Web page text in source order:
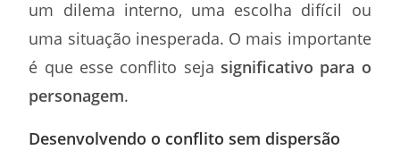
um dilema interno, uma escolha difícil ou
uma situação inesperada. O mais importante
é que esse conflito seja significativo para o
personagem.
Desenvolvendo o conflito sem dispersão